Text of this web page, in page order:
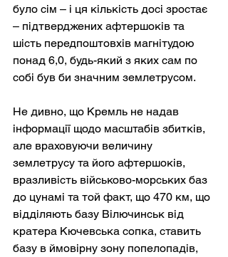
було сім – і ця кількість досі зростає
– підтверджених афтершоків та
шість передпоштовхів магнітудою
понад 6,0, будь-який з яких сам по
собі був би значним землетрусом.
Не дивно, що Кремль не надав
інформації щодо масштабів збитків,
але враховуючи величину
землетрусу та його афтершоків,
вразливість військово-морських баз
до цунамі та той факт, що 470 км, що
відділяють базу Вілючинськ від
кратера Кючевська сопка, ставить
базу в ймовірну зону попелопадів,